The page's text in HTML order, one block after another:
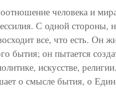
человека и
С одной стороны,
все, что есть. Он
бытия; он пытается
искусстве,
о смысле бытия, о